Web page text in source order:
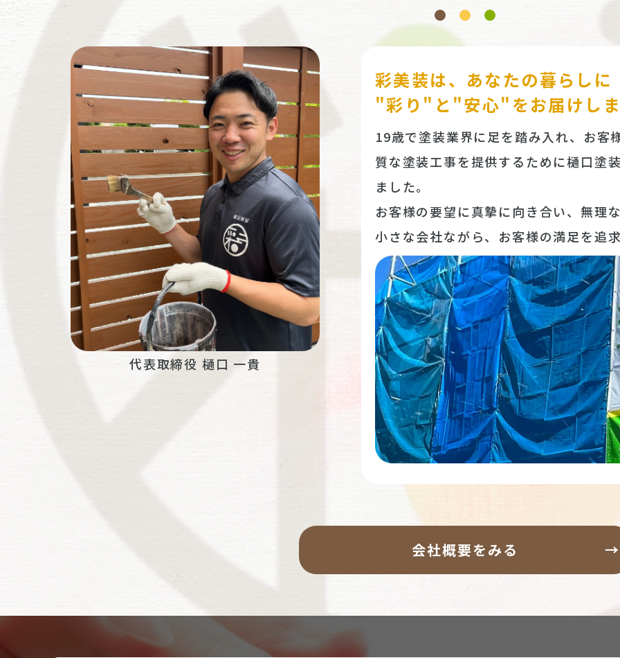
代表取締役 樋口 一貴
彩美装は、あなたの暮らしに
"彩り"と"安心"をお届けし
19歳で塗装業界に足を踏み入れ、お客
質な塗装工事を提供するために樋口塗
ました。
お客様の要望に真摯に向き合い、無理
小さな会社ながら、お客様の満足を追
会社概要をみる